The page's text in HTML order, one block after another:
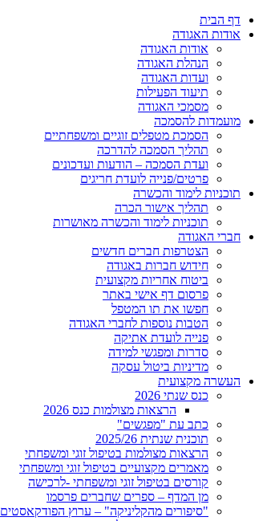
דף הבית
אודות האגודה
אודות האגודה
הנהלת האגודה
ועדות האגודה
תיעוד הפעילות
מסמכי האגודה
מועמדות להסמכה
הסמכת מטפלים זוגיים ומשפחתיים
תהליך הסמכה להדרכה
ועדת הסמכה – הודעות ועדכונים
פרטים/פנייה לועדת חריגים
תוכניות לימוד והכשרה
תהליך אישור הכרה
תוכניות לימוד והכשרה מאושרות
חברי האגודה
הצטרפות חברים חדשים
חידוש חברות באגודה
ביטוח אחריות מקצועית
פרסום דף אישי באתר
חפשו את תו המטפל
הטבות נוספות לחברי האגודה
פנייה לועדת אתיקה
סדרות ומפגשי למידה
מדיניות ביטול עסקה
העשרה מקצועית
כנס שנתי 2026
הרצאות מצולמות כנס 2026
כתב עת "מפגשים"
תוכנית שנתית 2025/26
הרצאות מצולמות בטיפול זוגי ומשפחתי
מאמרים מקצועיים בטיפול זוגי ומשפחתי
קורסים בטיפול זוגי ומשפחתי -לרכישה
מן המדף – ספרים שחברים פרסמו
"סיפורים מהקליניקה" – ערוץ הפודקאסטים